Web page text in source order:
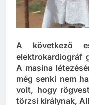
A következő
elektrokardiográf
A masina
még senki nem
volt, hogy